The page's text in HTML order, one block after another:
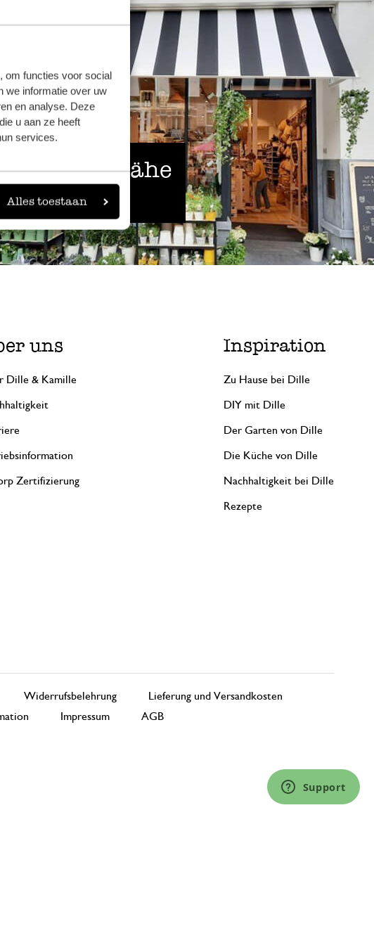
om functies voor social
we informatie over uw
en analyse. Deze
u aan ze heeft
services.
Alles toestaan
in der Nähe
anzeigen
uns
Dille & Kamille
Zertifizierung
Inspiration
Zu Hause bei Dille
DIY mit Dille
Der Garten von Dille
Die Küche von Dille
Nachhaltigkeit bei Dille
Rezepte
Widerrufsbelehrung
Lieferung und Versandkosten
Impressum AGB
Support